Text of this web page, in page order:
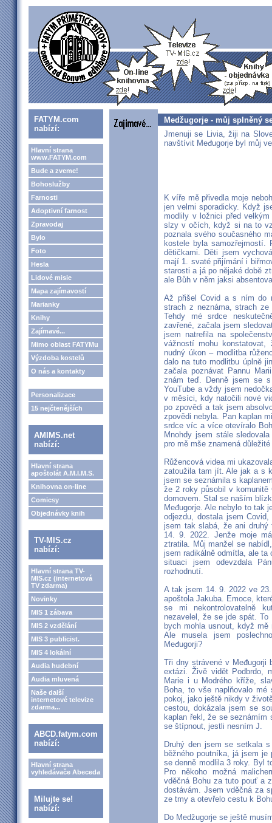
FATYM.com
nabízí:
Hlavní strana
www.FATYM.com
Bude a zveme!
Bohoslužby
Farnosti
Adoptivní farnost
Zpravodaj
Bylo
Foto
Hesla
Lidové misie
Mapa zajímavostí
Marianky
Knihy
Zajímavé...
Mimo oblast FATYMu
Výzdoba kostelů
O nás a kontakty
Personalizace
15 nejčtenějších
AMIMS.net
nabízí:
Hlavní strana
apoštolát A.M.I.M.S.
Knihovna on-line
Comicsy
Objednávky knih
TV-MIS.cz
nabízí:
Hlavní strana TV-
MIS.cz (internetová
TV zdarma)
Novinky
MIS 1 zábava
MIS 2 vzdělání
MIS 3 publicist.
MIS 4 lokální
Audia hudební
Audia mluvená
Naše další
internetové televize
zdarma...
ABCD.fatym.com
nabízí:
Hlavní strana
vyhledávače Abeceda
Milujte se!
nabízí:
Medžugorje - můj splněný
Jmenuji se Livia, žiji na
navštívit Međugorje byl můj
K víře mě přivedla moje
jen velmi sporadicky. Když
modlily v ložnici před
slzy v očích, když si na to
poznala svého současného
kostele byla samozřejmostí.
dětičkami. Děti jsem
mají 1. svaté přijímání i
starosti a já po nějaké době
ale Bůh v něm jaksi
Až přišel Covid a s ním do
strach z neznáma, strach
Tehdy mé srdce
zavřené, začala jsem
jsem natrefila na
vážností mohu
nudný úkon – modlitba
dalo na tuto modlitbu úplně
začala poznávat Pannu
znám teď. Denně jsem se s
YouTube a vždy jsem
v měsíci, kdy natočili nové
po zpovědi a tak jsem
zpovědi nebyla. Pan kaplan
srdce víc a více otevíralo
Mnohdy jsem stále
pro mě mše znamená
Růžencová videa mi
zatoužila tam jít. Ale jak a s
jsem se seznámila s
že 2 roky působil v komunitě
domovem. Stal se naším
Međugorje. Ale nebylo to tak
odjezdu, dostala jsem
jsem tak slabá, že ani
14. 9. 2022. Jenže moje
ztratila. Můj manžel se
jsem radikálně odmítla, ale ta
situaci jsem odevzdala
rozhodnutí.
A tak jsem 14. 9. 2022 ve
apoštola Jakuba. Emoce,
se mi nekontrolovatelně
nezavelel, že se jde spát.
bych mohla usnout, když
Ale musela jsem
Međugorji?
Tři dny strávené v
extázi. Živě vidět Podbrdo,
Marie i u Modrého kříže,
Boha, to vše naplňovalo
pokoj, jako ještě nikdy v
cestou, dokázala jsem se
kaplan řekl, že se seznámím
se štípnout, jestli nesním J.
Druhý den jsem se setkala
běžného poutníka, já jsem
se denně modlila 3 roky. Byl
Pro někoho možná
vděčná Bohu za tuto pouť a
dostávám. Jsem vděčná za
ze tmy a otevřelo cestu k
Do Medžugorje se ještě